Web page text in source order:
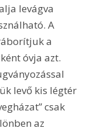
levágva
A
a
óvja azt.
levő kis légtér
csak
az